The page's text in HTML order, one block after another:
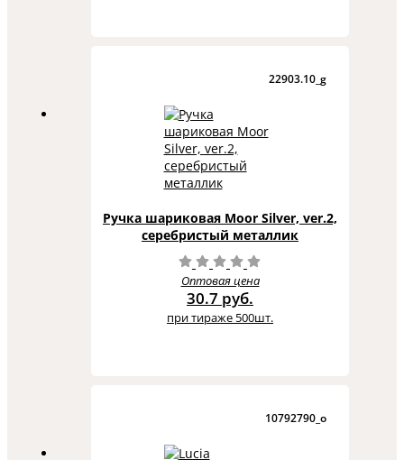
22903.10_g
Ручка шариковая Moor Silver, ver.2,
серебристый металлик
Оптовая цена
30.7 руб.
при тираже 500шт.
10792790_o